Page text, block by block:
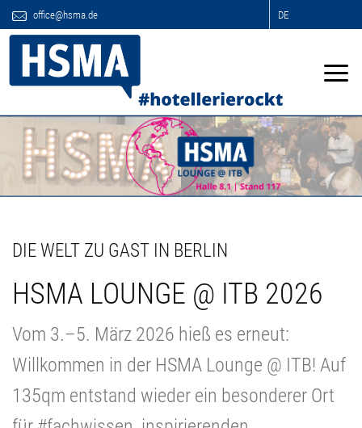
office@hsma.de DE
DIE WELT ZU GAST IN BERLIN
HSMA LOUNGE @ ITB 2026
Vom 3.–5. März 2026 hieß es erneut:
Willkommen in der HSMA Lounge @ ITB! Auf
135qm entstand wieder ein besonderer Ort